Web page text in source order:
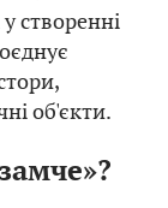
створенні
об'єкти.